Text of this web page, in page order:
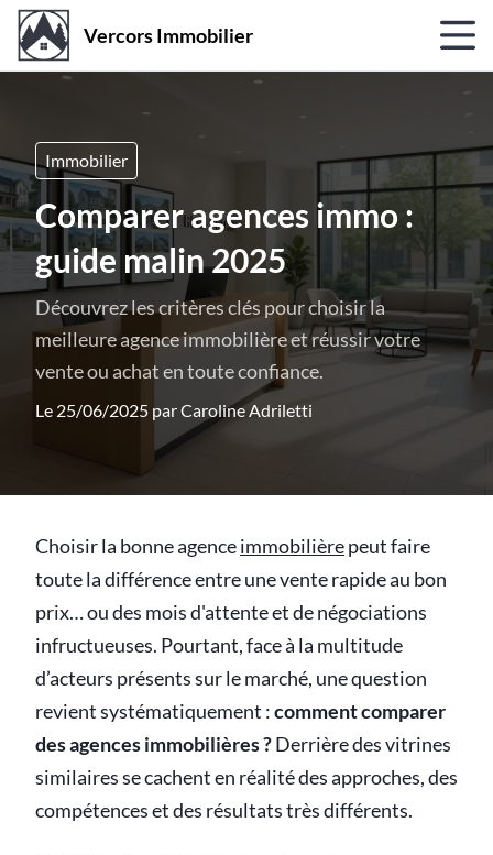
Vercors Immobilier
Immobilier
Comparer agences immo :
guide malin 2025
Découvrez les critères clés pour choisir la
meilleure agence immobilière et réussir votre
vente ou achat en toute confiance.
Le 25/06/2025 parCaroline Adriletti
Choisir la bonne agenceimmobilièrepeut faire
toute la différence entre une vente rapide au bon
prix… ou des mois d'attente et de négociations
infructueuses. Pourtant, face à la multitude
d’acteurs présents sur le marché, une question
revient systématiquement :comment comparer
des agences immobilières ?Derrière des vitrines
similaires se cachent en réalité des approches, des
compétences et des résultats très différents.